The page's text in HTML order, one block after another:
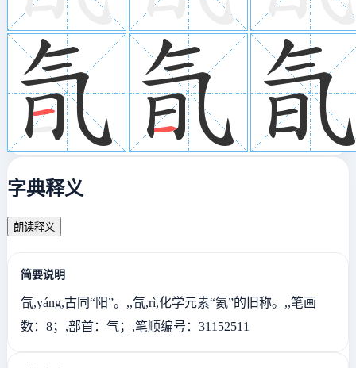
字典释义
朗读释义
简要说明
氜,yáng,古同“阳”。,,氜,rì,化学元素“氦”的旧称。,,笔画
数：8；,部首：气；,笔顺编号：31152511